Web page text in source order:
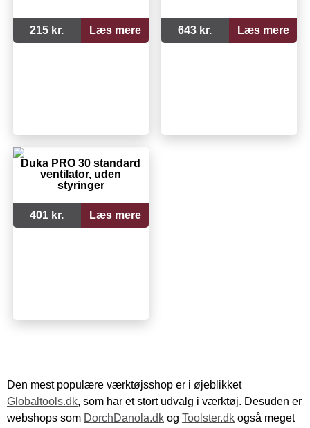
215 kr. Læs mere 643 kr. Læs mere
Duka PRO 30 standard
ventilator, uden
styringer
401 kr. Læs mere
Den mest populære værktøjsshop er i øjeblikket
Globaltools.dk, som har et stort udvalg i værktøj. Desuden er
webshops som DorchDanola.dk og Toolster.dk også meget